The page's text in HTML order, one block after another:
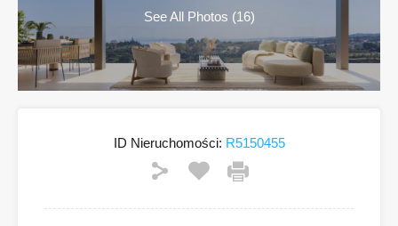
See All Photos (16)
ID Nieruchomości: R5150455